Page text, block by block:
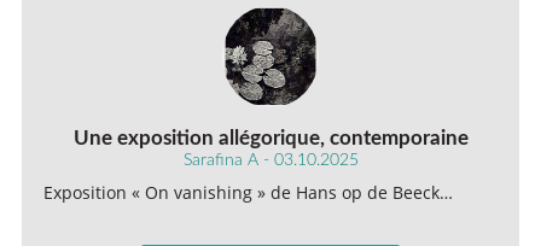
Une exposition allégorique, contemporaine
Sarafina A - 03.10.2025
Exposition « On vanishing » de Hans op de Beeck…